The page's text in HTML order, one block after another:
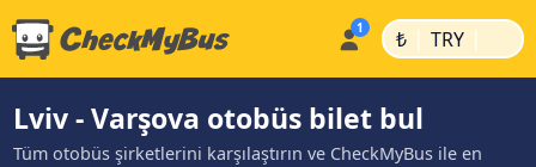
₺ | TRY |
Lviv - Varşova otobüs bilet bul
Tüm otobüs şirketlerini karşılaştırın ve CheckMyBus ile en